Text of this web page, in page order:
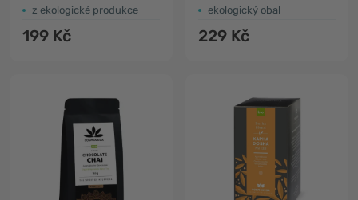
z ekologické produkce
199 Kč
ekologický obal
229 Kč